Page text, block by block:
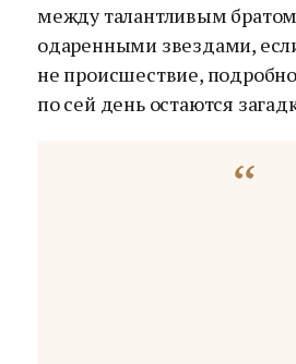
между талантливым
одаренными звездами,
не происшествие,
по сей день остаются